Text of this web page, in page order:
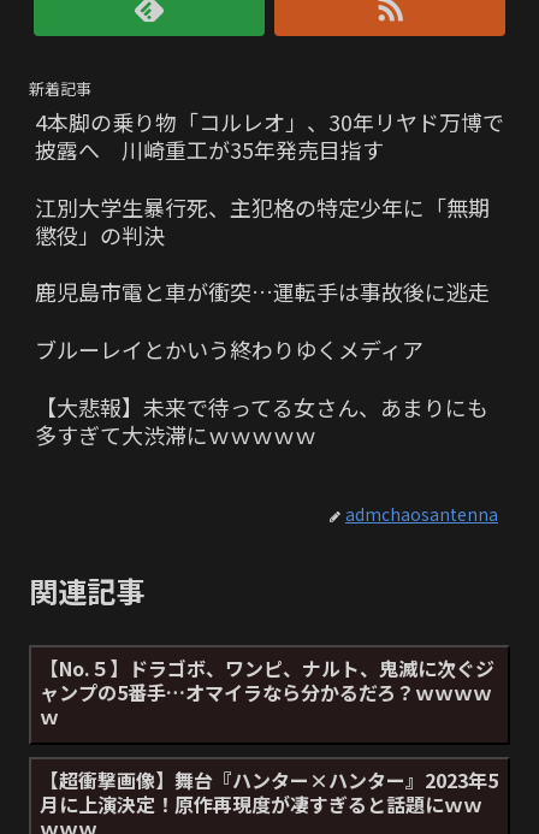
新着記事
4本脚の乗り物「コルレオ」、30年リヤド万博で
披露へ 川崎重工が35年発売目指す
江別大学生暴行死、主犯格の特定少年に「無期
懲役」の判決
鹿児島市電と車が衝突…運転手は事故後に逃走
ブルーレイとかいう終わりゆくメディア
【大悲報】未来で待ってる女さん、あまりにも
多すぎて大渋滞にｗｗｗｗｗ
admchaosantenna
関連記事
【No.５】ドラゴボ、ワンピ、ナルト、鬼滅に次ぐジ
ャンプの5番手…オマイラなら分かるだろ？ｗｗｗｗ
ｗ
【超衝撃画像】舞台『ハンター×ハンター』2023年5
月に上演決定！原作再現度が凄すぎると話題にｗｗ
ｗｗｗ